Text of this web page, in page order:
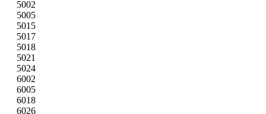
5002
5005
5015
5017
5018
5021
5024
6002
6005
6018
6026